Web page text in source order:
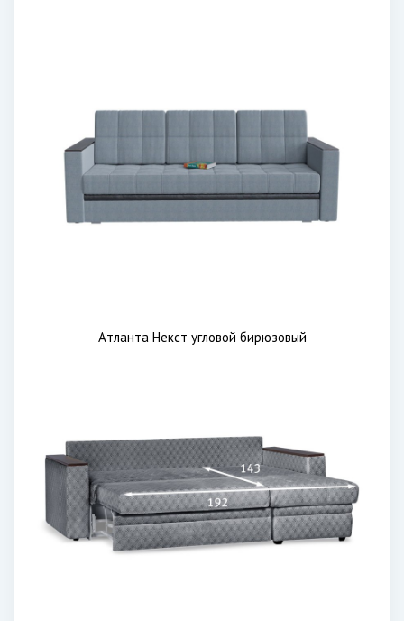
Атланта Некст угловой бирюзовый